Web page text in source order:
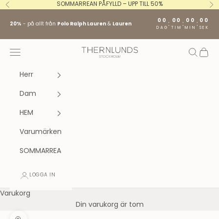
Hoppa till innehållet
Föregående SOMMARREAN PÅFYLLD – UPP TILL 50%
20% - på allt från Polo Ralph Lauren & Lauren
00
DAG : 00
TIM : 00
MIN : 00
SEK
Stockholm fashion agency AB
Öppna navigeringsmenyn Öppna
Herr
Dam
HEM
Varumärken
SOMMARREA
LOGGA IN
Varukorg
Din varukorg är tom